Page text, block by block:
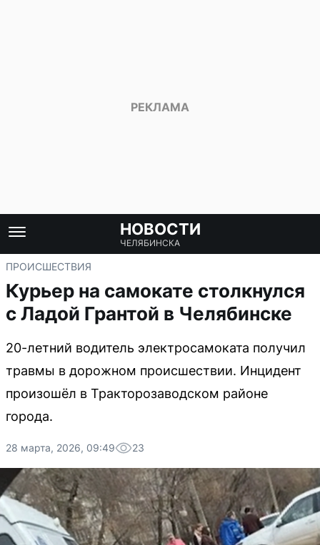
НОВОСТИ
ЧЕЛЯБИНСКА
ПРОИСШЕСТВИЯ
Курьер на самокате столкнулся
с Ладой Грантой в Челябинске
20-летний водитель электросамоката получил
травмы в дорожном происшествии. Инцидент
произошёл в Тракторозаводском районе
города.
28 марта, 2026, 09:49 23